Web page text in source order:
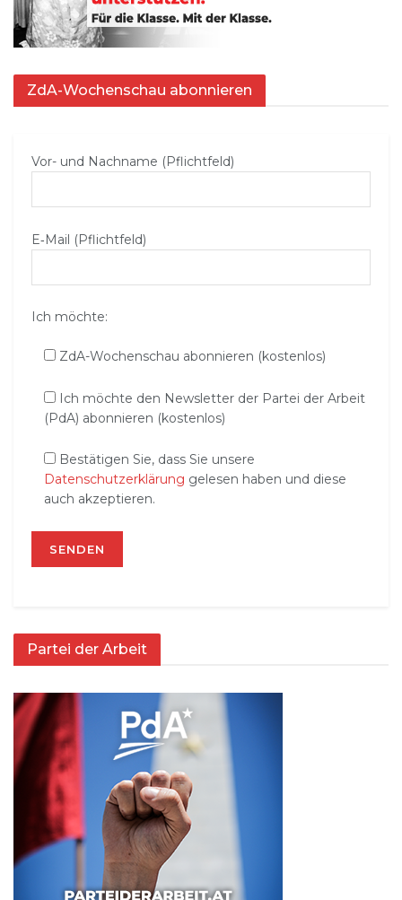
ZdA-Wochenschau abonnieren
Vor- und Nachname (Pflichtfeld)
E‑Mail (Pflichtfeld)
Ich möchte:
ZdA-Wochenschau abonnieren (kostenlos)
Ich möchte den Newsletter der Partei der Arbeit
(PdA) abonnieren (kostenlos)
Bestätigen Sie, dass Sie unsere
Datenschutzerklärung gelesen haben und diese
auch akzeptieren.
Partei der Arbeit